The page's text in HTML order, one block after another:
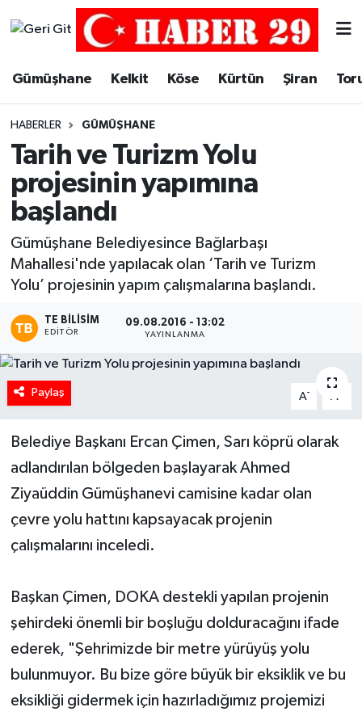
Gümüşhane Kelkit Köse Kürtün Şiran
HABERLER GÜMÜŞHANE
Tarih ve Turizm Yolu
projesinin yapımına
başlandı
Gümüşhane Belediyesince Bağlarbaşı
Mahallesi'nde yapılacak olan ‘Tarih ve Turizm
Yolu’ projesinin yapım çalışmalarına başlandı.
TE BILISIM
EDITÖR
09.08.2016 - 13:02
YAYINLANMA
Paylaş A- A
Belediye Başkanı Ercan Çimen, Sarı köprü olarak
adlandırılan bölgeden başlayarak Ahmed
Ziyaüddin Gümüşhanevi camisine kadar olan
çevre yolu hattını kapsayacak projenin
çalışmalarını inceledi.
Başkan Çimen, DOKA destekli yapılan projenin
şehirdeki önemli bir boşluğu dolduracağını ifade
ederek, "Şehrimizde bir metre yürüyüş yolu
bulunmuyor. Bu bize göre büyük bir eksiklik ve bu
eksikliği gidermek için hazırladığımız projemizi
Merkez Trafik Yoğunluk Haritası
Süper Lig Puan Durumu ve Fikstür
Tüm Manşetler
Son Dakika Haberleri
Haber Arşivi